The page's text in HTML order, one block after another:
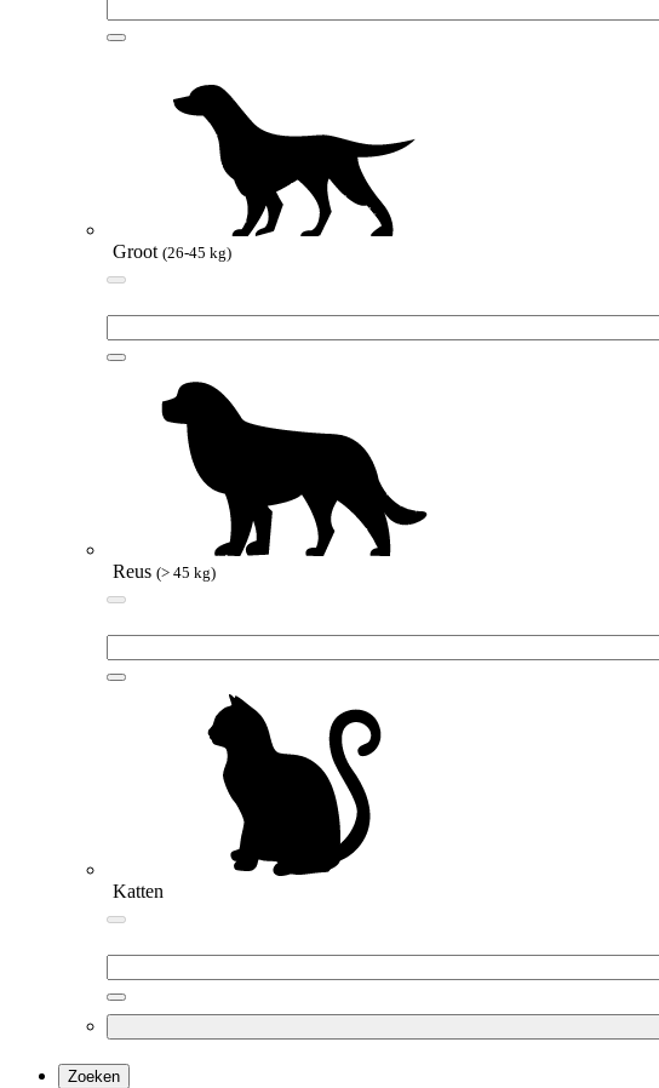
Groot (26-45 kg)
Reus (> 45 kg)
Katten
Zoeken